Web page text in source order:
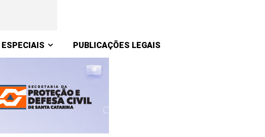
ESPECIAIS PUBLICAÇÕES LEGAIS